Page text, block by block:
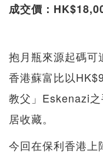
成交價：
抱月瓶來源起碼
香港蘇富比以
教父」Eskenazi
居收藏。
今回在保利香港